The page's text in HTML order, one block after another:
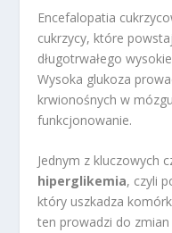
Encefalopatia
cukrzycy, które
długotrwałego
Wysoka glukoza
krwionośnych w
funkcjonowanie.
Jednym z kluczowych
hiperglikemia, czyli
który uszkadza
ten prowadzi do